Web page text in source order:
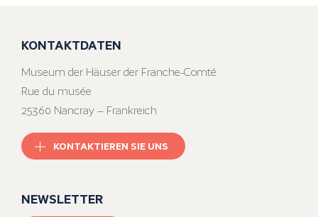
KONTAKTDATEN
Museum der Häuser der Franche-Comté
Rue du musée
25360 Nancray – Frankreich
KONTAKTIEREN SIE UNS
NEWSLETTER